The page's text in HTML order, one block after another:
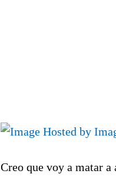
Creo que voy a matar a